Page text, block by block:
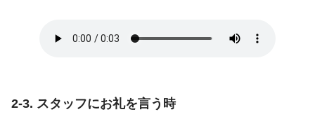
2-3. スタッフにお礼を言う時